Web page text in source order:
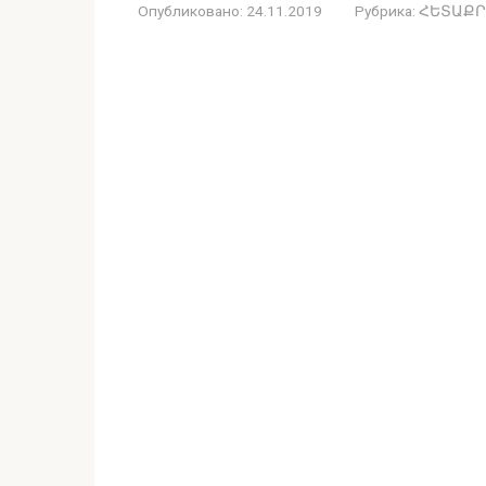
Опубликовано: 24.11.2019 Рубрика: